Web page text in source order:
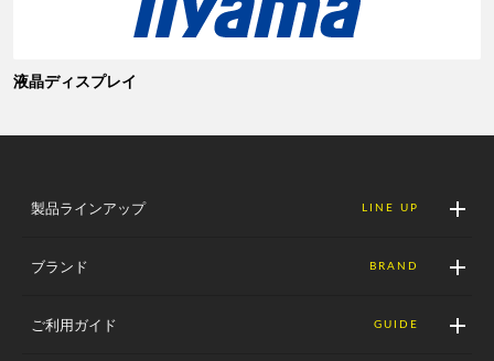
液晶ディスプレイ
製品ラインアップ LINE UP
ブランド BRAND
ご利用ガイド GUIDE